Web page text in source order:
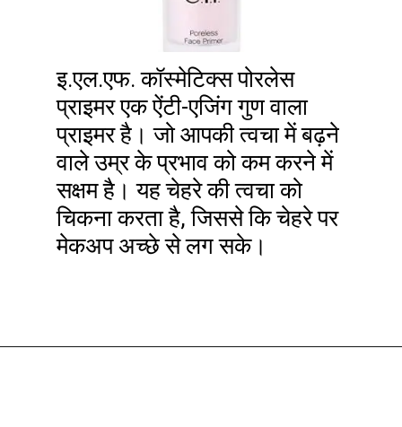
इ.एल.एफ. कॉस्मेटिक्स पोरलेस
प्राइमर एक ऐंटी-एजिंग गुण वाला
प्राइमर है। जो आपकी त्वचा में बढ़ने
वाले उम्र के प्रभाव को कम करने में
सक्षम है। यह चेहरे की त्वचा को
चिकना करता है, जिससे कि चेहरे पर
मेकअप अच्छे से लग सके।